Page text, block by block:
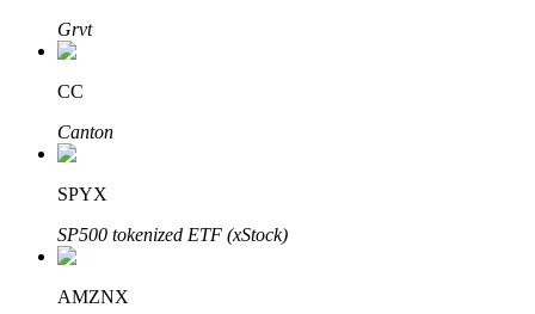
Obtenha lucro a longo prazo e interesses flexíveis
Grvt
CC
Canton
SPYX
SP500 tokenized ETF (xStock)
AMZNX